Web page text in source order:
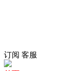
订阅 客服